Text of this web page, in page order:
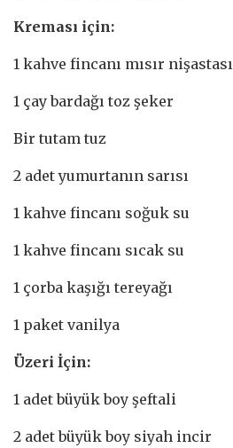
Kreması için:
1 kahve fincanı mısır nişastası
1 çay bardağı toz şeker
Bir tutam tuz
2 adet yumurtanın sarısı
1 kahve fincanı soğuk su
1 kahve fincanı sıcak su
1 çorba kaşığı tereyağı
1 paket vanilya
Üzeri İçin:
1 adet büyük boy şeftali
2 adet büyük boy siyah incir